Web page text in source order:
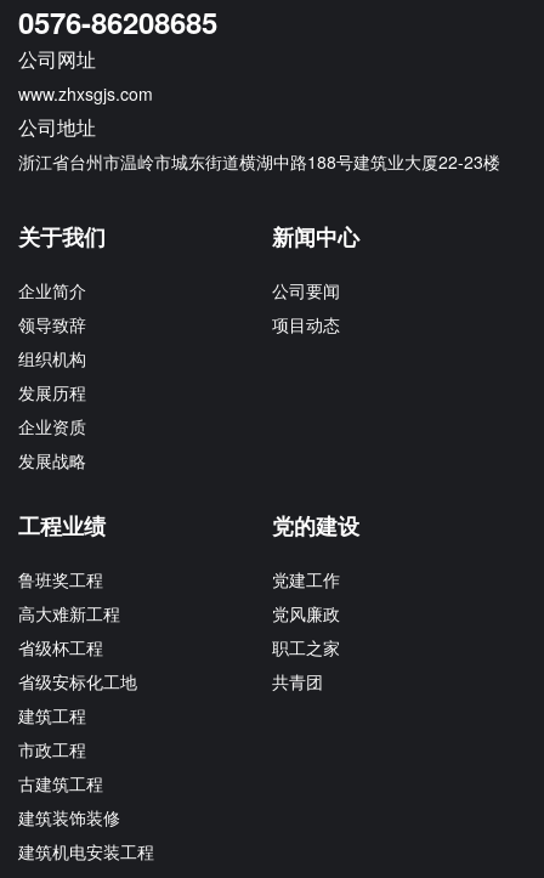
0576-86208685
公司网址
www.zhxsgjs.com
公司地址
浙江省台州市温岭市城东街道横湖中路188号建筑业大厦22-23楼
关于我们
企业简介
领导致辞
组织机构
发展历程
企业资质
发展战略
新闻中心
公司要闻
项目动态
工程业绩
鲁班奖工程
高大难新工程
省级杯工程
省级安标化工地
建筑工程
市政工程
古建筑工程
建筑装饰装修
建筑机电安装工程
党的建设
党建工作
党风廉政
职工之家
共青团